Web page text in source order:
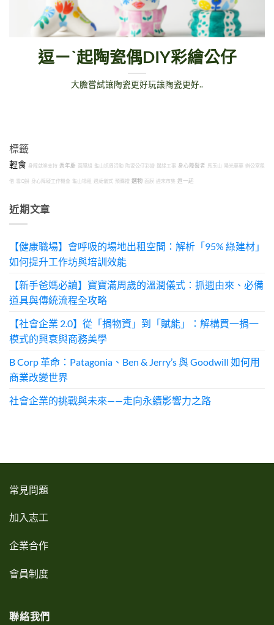
逗ㄧˋ起陶瓷偶DIY彩繪公仔
大膽嘗試讓陶瓷更好玩讓陶瓷更好..
標籤
輕食 身障就業支持 週年慶 面膜組 龜山抓周活動 陶瓷公仔彩繪 邊緣工事 身心障礙者 馬玉山 陽光菓菓 辦公室租
借 雪Q餅 身心障礙工作機會 龜山場租 週歲儀式 預購禮 選物 面膜 週末市集 逗一起
近期文章
【健康職場】會呼吸的場地出租空間：解析「95% 綠建材」
如何提升工作坊與培訓效能
【新手爸媽必讀】寶寶滿周歲的溫潤儀式：抓週由來、必備
道具與傳統流程全攻略
【社會企業 2.0】從「捐物資」到「賦能」：解構買一捐一
模式的興衰與商務美學
B Corp 革命：Patagonia、Ben & Jerry’s 與 Goodwill 如何用
商業改變世界
社會企業的挑戰與未來——走向永續影響力之路
常見問題
加入志工
企業合作
會員制度
聯絡我們